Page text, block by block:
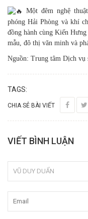
Một đêm nghệ
phóng Hải Phòng và khí
đồng hành cùng Kiến
mẫu, đô thị văn minh và
Nguồn: Trung tâm Dịch vụ
TAGS:
CHIA SẺ BÀI VIẾT
VIẾT BÌNH LUẬN